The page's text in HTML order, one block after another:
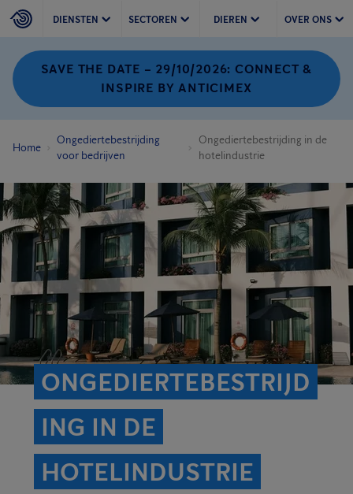
DIENSTEN SECTOREN DIEREN OVER ONS
SAVE THE DATE – 29/10/2026: CONNECT &
INSPIRE BY ANTICIMEX
Home
Ongediertebestrijding
voor bedrijven
Ongediertebestrijding in de
hotelindustrie
ONGEDIERTEBESTRIJD
ING IN DE
HOTELINDUSTRIE